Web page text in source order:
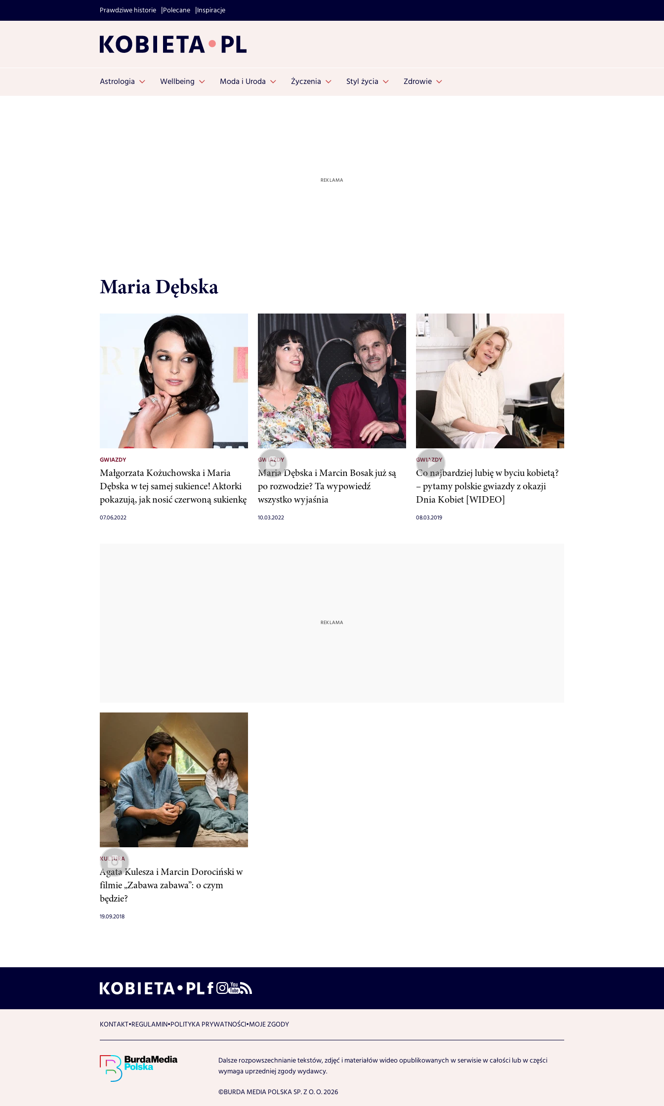
Prawdziwe historie Polecane Inspiracje
Astrologia Wellbeing Moda i Uroda Życzenia Styl życia Zdrowie
Maria Dębska
GWIAZDY
Małgorzata Kożuchowska i Maria
Dębska w tej samej sukience! Aktorki
pokazują, jak nosić czerwoną sukienkę
07.06.2022
GWIAZDY
Maria Dębska i Marcin Bosak już są
po rozwodzie? Ta wypowiedź
wszystko wyjaśnia
10.03.2022
GWIAZDY
Co najbardziej lubię w byciu kobietą?
– pytamy polskie gwiazdy z okazji
Dnia Kobiet [WIDEO]
08.03.2019
KULTURA
Agata Kulesza i Marcin Dorociński w
filmie „Zabawa zabawa”: o czym
będzie?
19.09.2018
KONTAKT REGULAMIN POLITYKA PRYWATNOŚCI MOJE ZGODY
Dalsze rozpowszechnianie tekstów, zdjęć i materiałów wideo opublikowanych w serwisie w całości lub w części
wymaga uprzedniej zgody wydawcy.
©BURDA MEDIA POLSKA SP. Z O. O. 2026